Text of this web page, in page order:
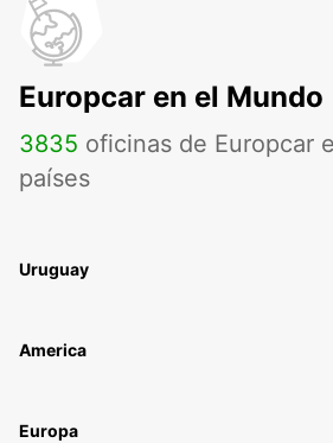
Europcar en el Mundo
3835 oficinas de Europcar
países
Uruguay
America
Europa